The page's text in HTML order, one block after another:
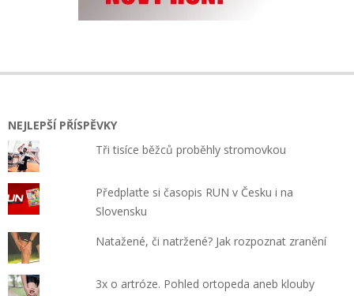
NEJLEPŠÍ PŘÍSPĚVKY
Tři tisíce běžců proběhly stromovkou
Předplaťte si časopis RUN v Česku i na
Slovensku
Natažené, či natržené? Jak rozpoznat zranění
3x o artróze. Pohled ortopeda aneb klouby